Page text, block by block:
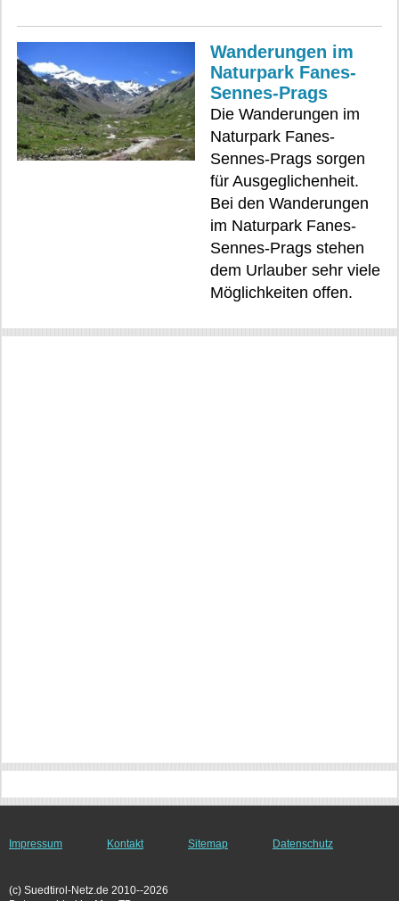
Wanderungen im
Naturpark Fanes-
Sennes-Prags
Die Wanderungen im
Naturpark Fanes-
Sennes-Prags sorgen
für Ausgeglichenheit.
Bei den Wanderungen
im Naturpark Fanes-
Sennes-Prags stehen
dem Urlauber sehr viele
Möglichkeiten offen.
Impressum Kontakt Sitemap Datenschutz
(c) Suedtirol-Netz.de 2010--2026